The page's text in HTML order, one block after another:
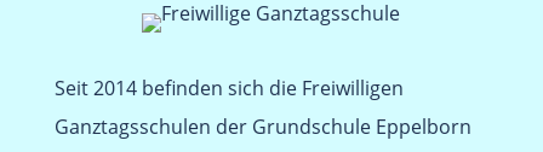
Seit 2014 befinden sich die Freiwilligen
Ganztagsschulen der Grundschule Eppelborn